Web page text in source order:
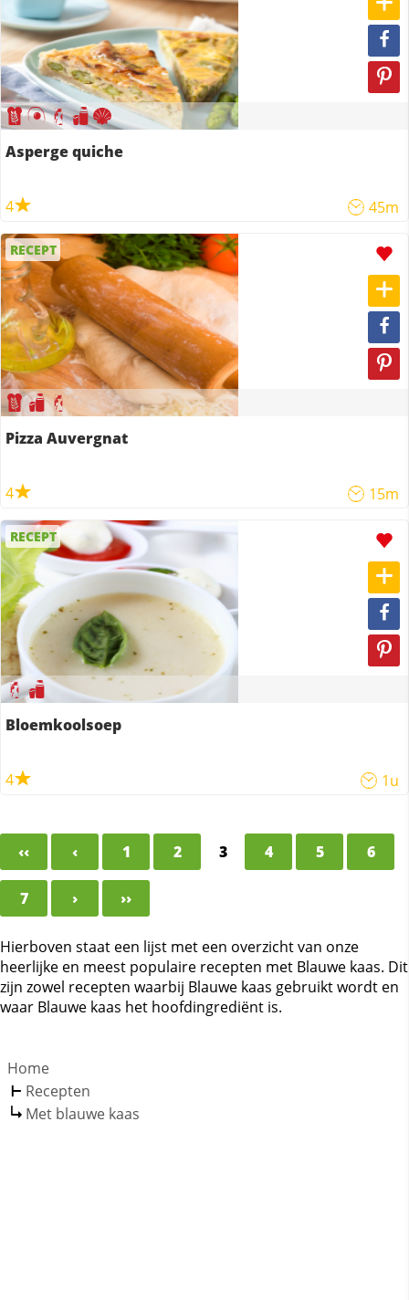
Asperge quiche
4 45m
RECEPT
Pizza Auvergnat
4 15m
RECEPT
Bloemkoolsoep
4 1u
‹‹ ‹ 1 2 3 4 5 6
7 › ››
Hierboven staat een lijst met een overzicht van onze
heerlijke en meest populaire recepten met Blauwe kaas. Dit
zijn zowel recepten waarbij Blauwe kaas gebruikt wordt en
waar Blauwe kaas het hoofdingrediënt is.
Home
Recepten
Met blauwe kaas